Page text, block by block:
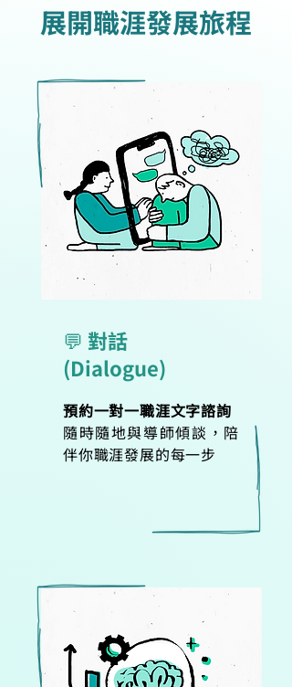
展開職涯發展旅程
💬 對話
(Dialogue)
預約一對一職涯文字諮詢
隨時隨地與導師傾談，陪
伴你職涯發展的每一步